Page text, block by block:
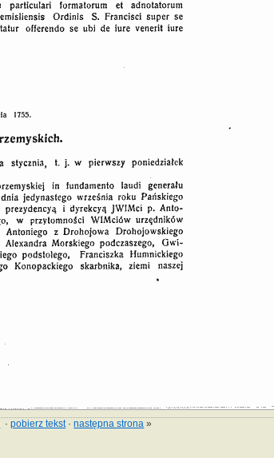
·pobierz tekst·następna strona »